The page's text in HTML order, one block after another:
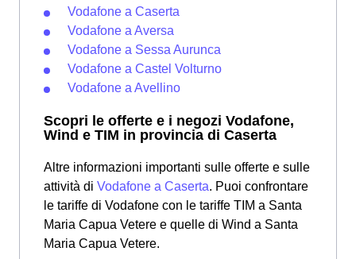
Vodafone a Caserta
Vodafone a Aversa
Vodafone a Sessa Aurunca
Vodafone a Castel Volturno
Vodafone a Avellino
Scopri le offerte e i negozi Vodafone,
Wind e TIM in provincia di Caserta
Altre informazioni importanti sulle offerte e sulle
attività di Vodafone a Caserta. Puoi confrontare
le tariffe di Vodafone con le tariffe TIM a Santa
Maria Capua Vetere e quelle di Wind a Santa
Maria Capua Vetere.